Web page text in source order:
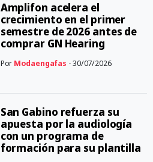
Amplifon acelera el
crecimiento en el primer
semestre de 2026 antes de
comprar GN Hearing
Por Modaengafas - 30/07/2026
San Gabino refuerza su
apuesta por la audiología
con un programa de
formación para su plantilla